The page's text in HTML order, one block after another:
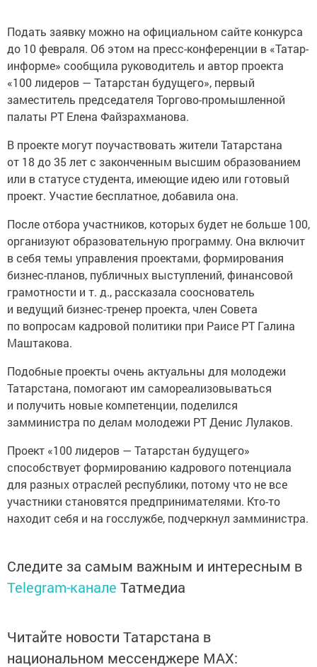
Подать заявку можно на официальном сайте конкурса
до 10 февраля. Об этом на пресс-конференции в «Татар-
информе» сообщила руководитель и автор проекта
«100 лидеров — Татарстан будущего», первый
заместитель председателя Торгово-промышленной
палаты РТ Елена Файзрахманова.
В проекте могут поучаствовать жители Татарстана
от 18 до 35 лет с законченным высшим образованием
или в статусе студента, имеющие идею или готовый
проект. Участие бесплатное, добавила она.
После отбора участников, которых будет не больше 100,
организуют образовательную программу. Она включит
в себя темы управления проектами, формирования
бизнес-планов, публичных выступлений, финансовой
грамотности и т. д., рассказала сооснователь
и ведущий бизнес-тренер проекта, член Совета
по вопросам кадровой политики при Раисе РТ Галина
Маштакова.
Подобные проекты очень актуальны для молодежи
Татарстана, помогают им самореализовываться
и получить новые компетенции, поделился
замминистра по делам молодежи РТ Денис Лулаков.
Проект «100 лидеров — Татарстан будущего»
способствует формированию кадрового потенциала
для разных отраслей республики, потому что не все
участники становятся предпринимателями. Кто-то
находит себя и на госслужбе, подчеркнул замминистра.
Следите за самым важным и интересным в
Telegram-канале Татмедиа
Читайте новости Татарстана в
национальном мессенджере MАХ: